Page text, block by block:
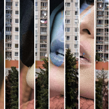
Vše o ČT